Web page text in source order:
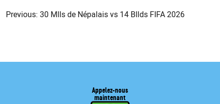
de
Previous: 30 Mlls de Népalais vs 14 Bllds FIFA 2026
Appelez-nous
maintenant